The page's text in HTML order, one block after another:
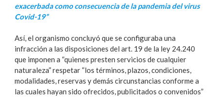
exacerbada como consecuencia de la pandemia del virus
Covid-19”
Así, el organismo concluyó que se configuraba una
infracción a las disposiciones del art. 19 de la ley 24.240
que imponen a “quienes presten servicios de cualquier
naturaleza” respetar “los términos, plazos, condiciones,
modalidades, reservas y demás circunstancias conforme a
las cuales hayan sido ofrecidos, publicitados o convenidos”